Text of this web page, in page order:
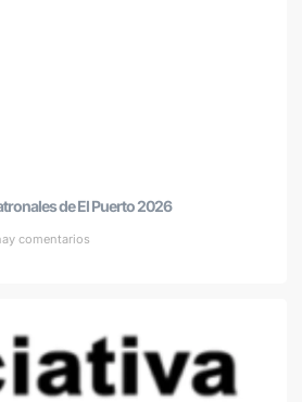
de El Puerto 2026
comentarios